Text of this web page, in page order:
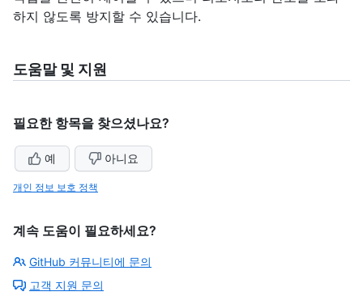
하지 않도록 방지할 수 있습니다.
도움말 및 지원
필요한 항목을 찾으셨나요?
예 아니요
개인 정보 보호 정책
계속 도움이 필요하세요?
GitHub 커뮤니티에 문의
고객 지원 문의